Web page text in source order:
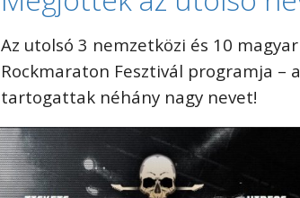
Az utolsó 3 nemzetközi és 10
Rockmaraton Fesztivál programja –
tartogattak néhány nagy nevet!